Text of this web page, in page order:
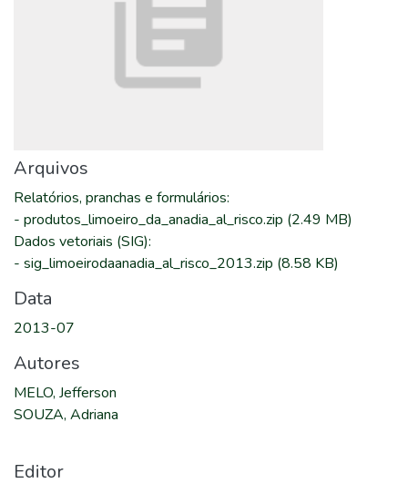
Arquivos
Relatórios, pranchas e formulários:
- produtos_limoeiro_da_anadia_al_risco.zip (2.49 MB)
Dados vetoriais (SIG):
- sig_limoeirodaanadia_al_risco_2013.zip (8.58 KB)
Data
2013-07
Autores
MELO, Jefferson
SOUZA, Adriana
Editor